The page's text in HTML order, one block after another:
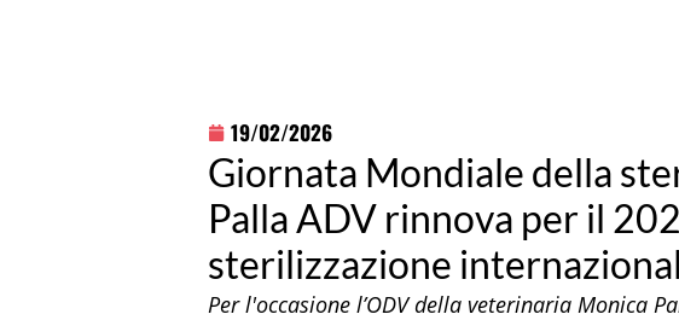
19/02/2026
Giornata Mondiale della
Palla ADV rinnova per il
sterilizzazione
Per l'occasione l’ODV della veterinaria Monica